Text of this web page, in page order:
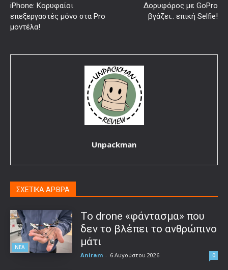
iPhone: Κορυφαίοι
επεξεργαστές μόνο στα Pro
μοντέλα!
Δορυφόρος με GoPro
βγάζει.. επική Selfie!
Unpackman
ΣΧΕΤΙΚΑ ΑΡΘΡΑ
ΝΕΑ
Το drone «φάντασμα» που
δεν το βλέπει το ανθρώπινο
μάτι
Aniram - 6 Αυγούστου 2026 0